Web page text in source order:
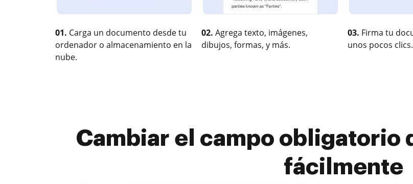
01. Carga un documento desde tu
ordenador o almacenamiento en la
nube.
02. Agrega texto, imágenes,
dibujos, formas, y más.
03. Firma tu
unos pocos clics.
Cambiar el campo obligatorio
fácilmente